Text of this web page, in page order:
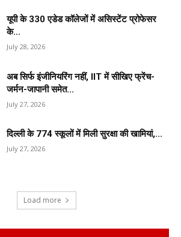
यूपी के 330 एडेड कॉलेजों में असिस्टेंट प्रोफेसर
के...
July 28, 2026
अब सिर्फ इंजीनियरिंग नहीं, IIT में सीखिए फ्रेंच-
जर्मन-जापानी समेत...
July 27, 2026
दिल्ली के 774 स्कूलों में मिली सुरक्षा की खामियां,...
July 27, 2026
Load more